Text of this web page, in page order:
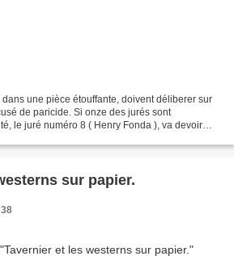
une pièce étouffante, doivent déliberer sur
de paricide. Si onze des jurés sont
le juré numéro 8 ( Henry Fonda ), va devoir
sur papier.